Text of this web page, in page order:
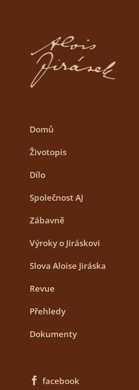
Domů
Životopis
Dílo
Společnost AJ
Zábavně
Výroky o Jiráskovi
Slova Aloise Jiráska
Revue
Přehledy
Dokumenty
facebook